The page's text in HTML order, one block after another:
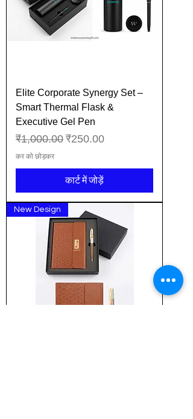
Elite Corporate Synergy Set –
Smart Thermal Flask &
Executive Gel Pen
नियमित मूल्य
₹1,000.00 बिक्री मूल्य
₹250.00
कर को छोड़कर
कार्ट में जोड़ें
New Design